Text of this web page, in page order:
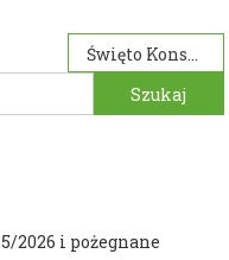
Święto Konstytucji 3 Maja
Szukaj:
2026 i pożegnane